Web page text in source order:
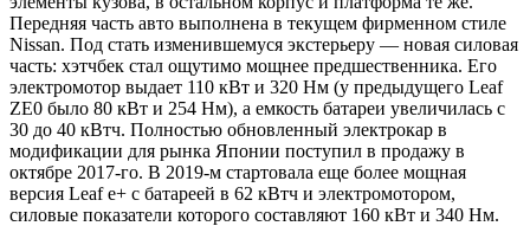
Передняя часть авто выполнена в текущем фирменном стиле
Nissan. Под стать изменившемуся экстерьеру — новая силовая
часть: хэтчбек стал ощутимо мощнее предшественника. Его
электромотор выдает 110 кВт и 320 Нм (у предыдущего Leaf
ZE0 было 80 кВт и 254 Нм), а емкость батареи увеличилась с
30 до 40 кВтч. Полностью обновленный электрокар в
модификации для рынка Японии поступил в продажу в
октябре 2017-го. В 2019-м стартовала еще более мощная
версия Leaf e+ с батареей в 62 кВтч и электромотором,
силовые показатели которого составляют 160 кВт и 340 Нм.